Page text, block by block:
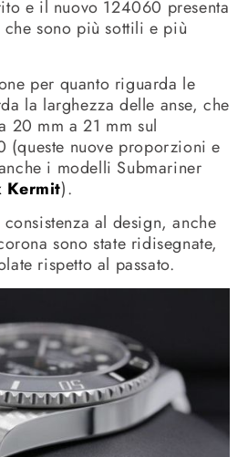
e il nuovo 124060 presenta
sono più sottili e più
per quanto riguarda le
la larghezza delle anse, che
20 mm a 21 mm sul
(queste nuove proporzioni e
i modelli Submariner
Kermit).
al design, anche
sono state ridisegnate,
rispetto al passato.